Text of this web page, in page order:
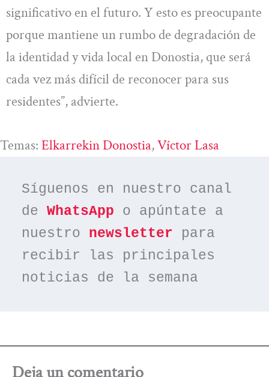
significativo en el futuro. Y esto es preocupante
porque mantiene un rumbo de degradación de
la identidad y vida local en Donostia, que será
cada vez más difícil de reconocer para sus
residentes”, advierte.
Temas: Elkarrekin Donostia, Víctor Lasa
Síguenos en nuestro canal
de WhatsApp o apúntate a
nuestro newsletter para
recibir las principales
noticias de la semana